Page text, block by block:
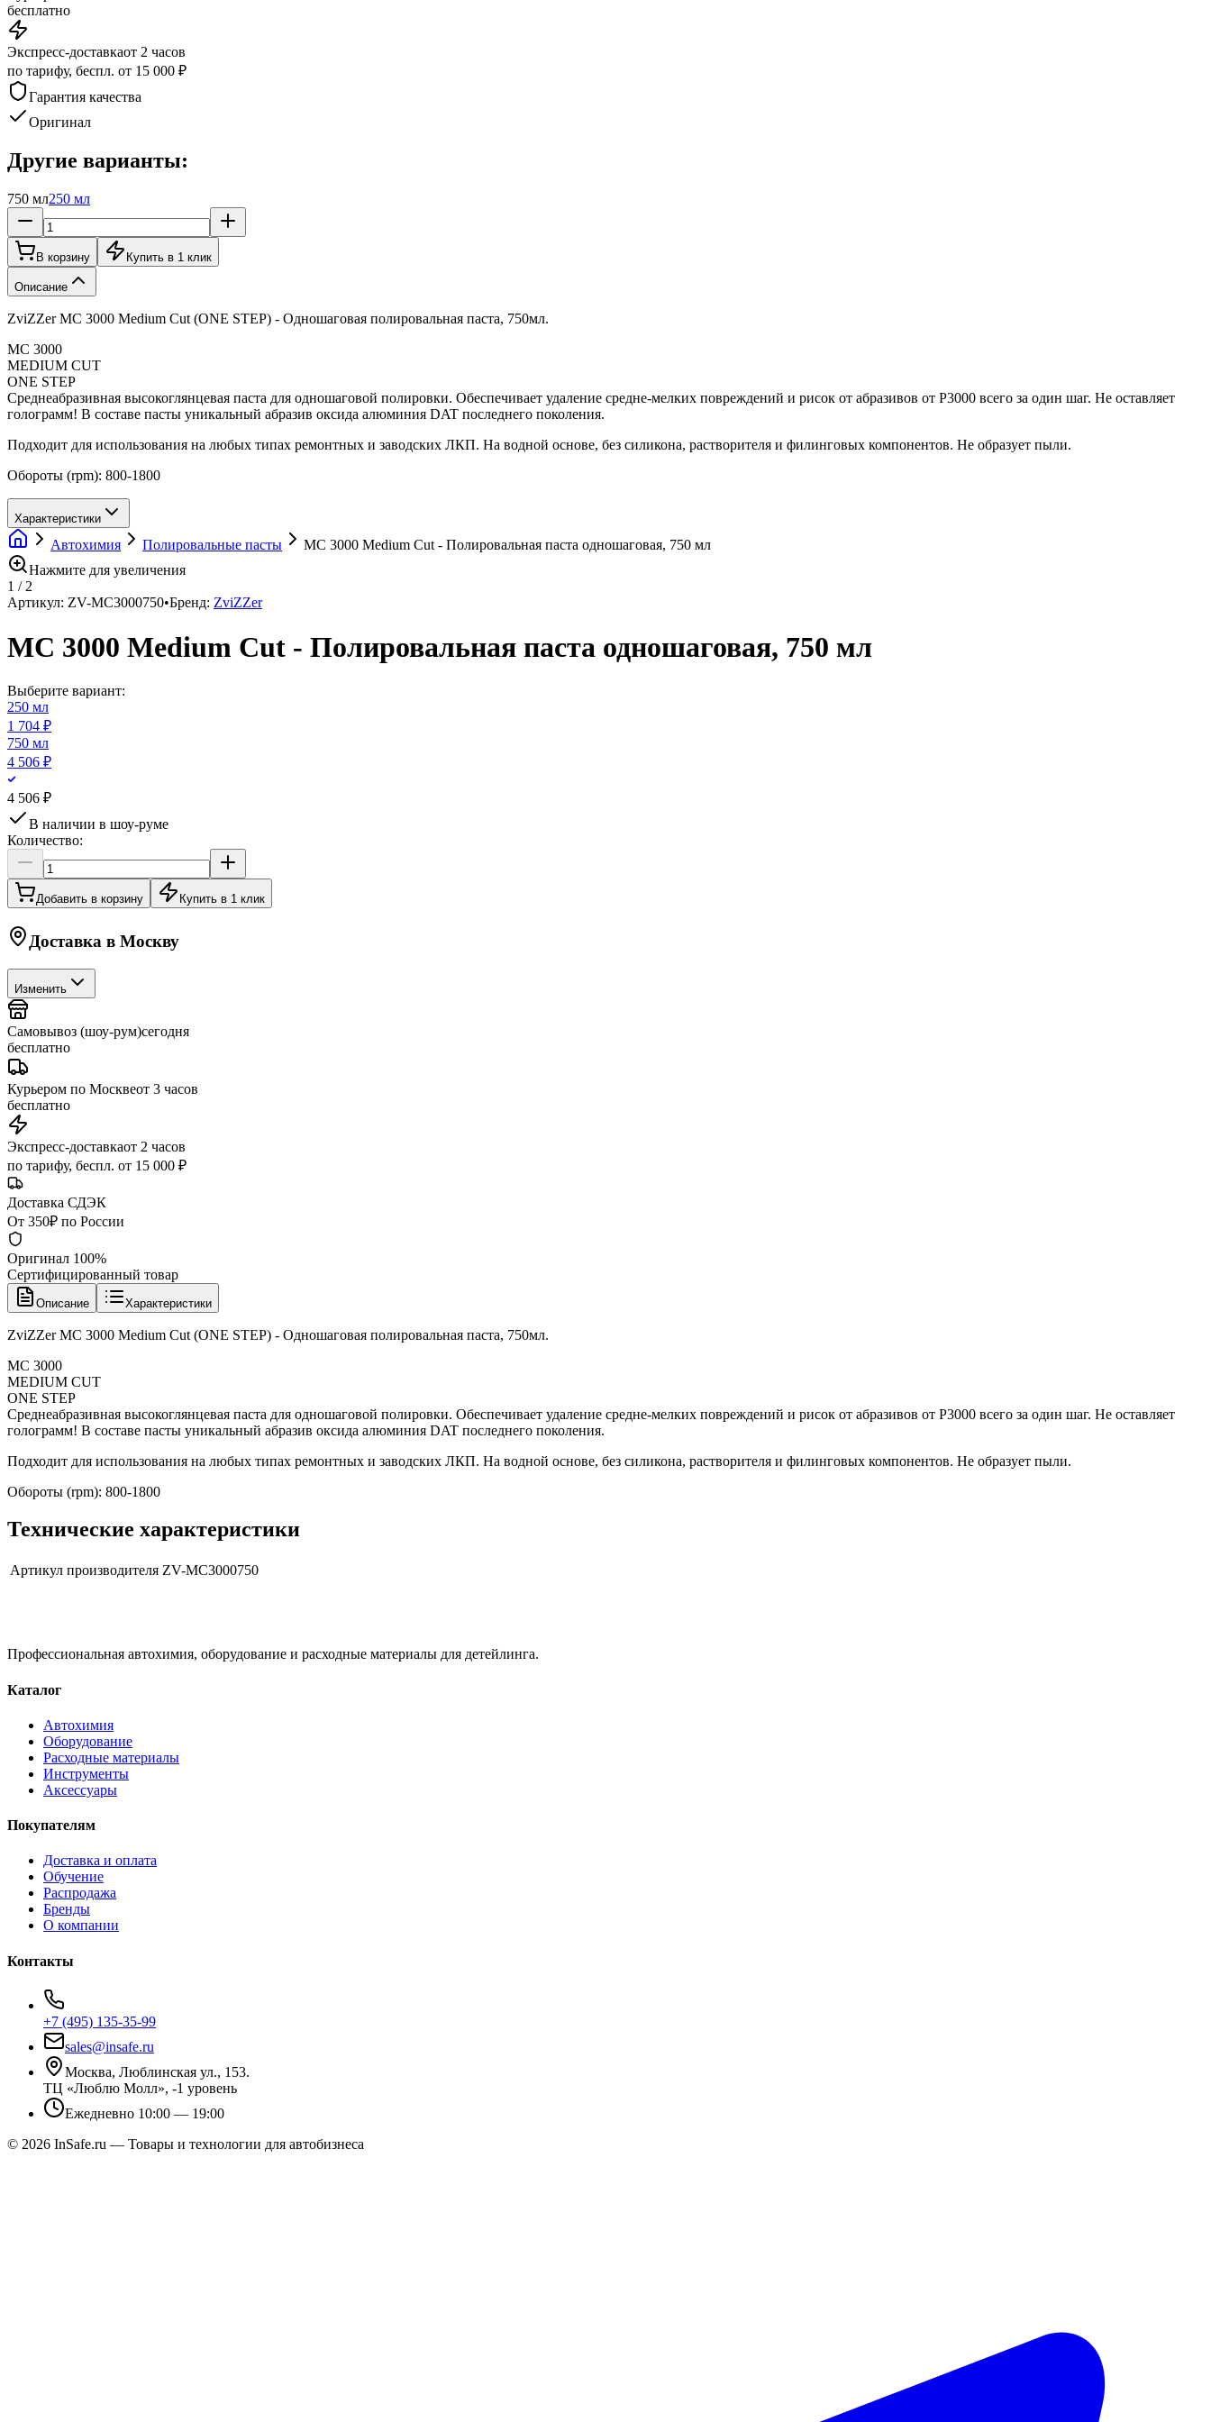
бесплатно
Экспресс-доставкаот 2 часов
по тарифу, беспл. от 15 000 ₽
Гарантия качества
Оригинал
Другие варианты:
750 мл250 мл
В корзину Купить в 1 клик
Описание
ZviZZer MC 3000 Medium Cut (ONE STEP) - Одношаговая полировальная паста, 750мл.
MC 3000
MEDIUM CUT
ONE STEP
Среднеабразивная высокоглянцевая паста для одношаговой полировки. Обеспечивает удаление средне-мелких повреждений и рисок от абразивов от P3000 всего за один шаг. Не оставляет
голограмм! В составе пасты уникальный абразив оксида алюминия DAT последнего поколения.
Подходит для использования на любых типах ремонтных и заводских ЛКП. На водной основе, без силикона, растворителя и филинговых компонентов. Не образует пыли.
Обороты (rpm): 800-1800
Характеристики
Автохимия Полировальные пасты
MC 3000 Medium Cut - Полировальная паста одношаговая, 750 мл
Нажмите для увеличения
1 / 2
Артикул: ZV-MC3000750•Бренд: ZviZZer
MC 3000 Medium Cut - Полировальная паста одношаговая, 750 мл
Выберите вариант:
250 мл
1 704 ₽
750 мл
4 506 ₽
4 506 ₽
В наличии в шоу-руме
Количество:
Добавить в корзину Купить в 1 клик
Доставка в Москву
Изменить
Самовывоз (шоу-рум)сегодня
бесплатно
Курьером по Москвеот 3 часов
бесплатно
Экспресс-доставкаот 2 часов
по тарифу, беспл. от 15 000 ₽
Доставка СДЭК
От 350₽ по России
Оригинал 100%
Сертифицированный товар
Описание Характеристики
ZviZZer MC 3000 Medium Cut (ONE STEP) - Одношаговая полировальная паста, 750мл.
MC 3000
MEDIUM CUT
ONE STEP
Среднеабразивная высокоглянцевая паста для одношаговой полировки. Обеспечивает удаление средне-мелких повреждений и рисок от абразивов от P3000 всего за один шаг. Не оставляет
голограмм! В составе пасты уникальный абразив оксида алюминия DAT последнего поколения.
Подходит для использования на любых типах ремонтных и заводских ЛКП. На водной основе, без силикона, растворителя и филинговых компонентов. Не образует пыли.
Обороты (rpm): 800-1800
Технические характеристики
Артикул производителя ZV-MC3000750
Профессиональная автохимия, оборудование и расходные материалы для детейлинга.
Каталог
Автохимия
Оборудование
Расходные материалы
Инструменты
Аксессуары
Покупателям
Доставка и оплата
Обучение
Распродажа
Бренды
О компании
Контакты
+7 (495) 135-35-99
sales@insafe.ru
Москва, Люблинская ул., 153.
ТЦ «Люблю Молл», -1 уровень
Ежедневно 10:00 — 19:00
© 2026 InSafe.ru — Товары и технологии для автобизнеса